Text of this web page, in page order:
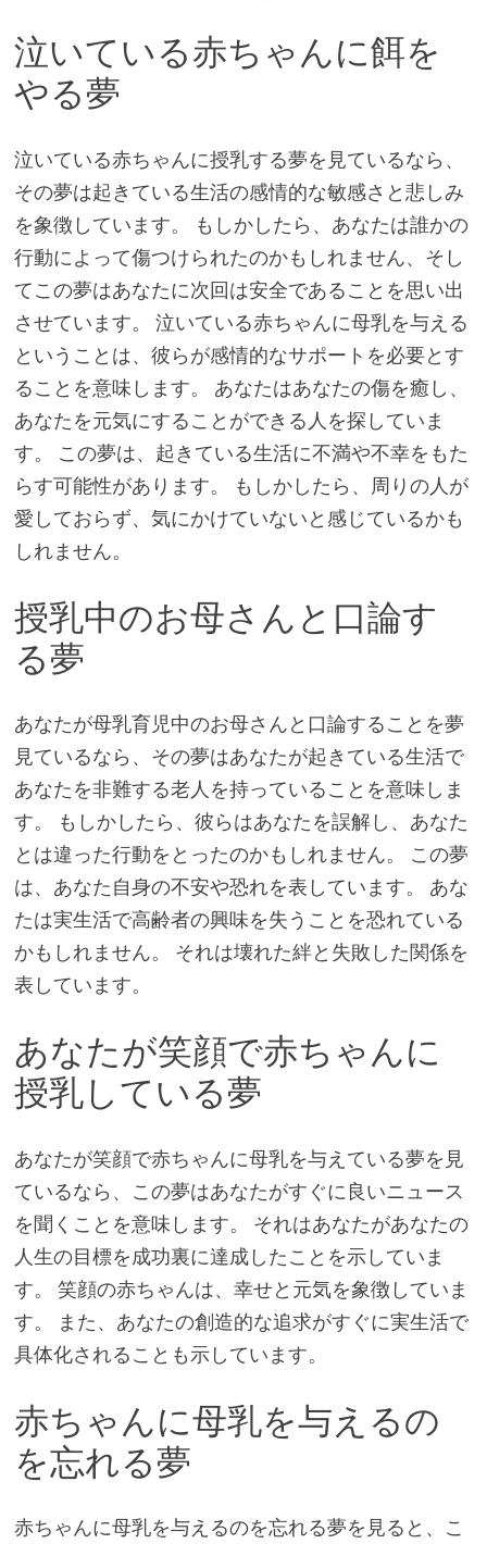
泣いている赤ちゃんに餌を
やる夢
泣いている赤ちゃんに授乳する夢を見ているなら、
その夢は起きている生活の感情的な敏感さと悲しみ
を象徴しています。 もしかしたら、あなたは誰かの
行動によって傷つけられたのかもしれません、そし
てこの夢はあなたに次回は安全であることを思い出
させています。 泣いている赤ちゃんに母乳を与える
ということは、彼らが感情的なサポートを必要とす
ることを意味します。 あなたはあなたの傷を癒し、
あなたを元気にすることができる人を探していま
す。 この夢は、起きている生活に不満や不幸をもた
らす可能性があります。 もしかしたら、周りの人が
愛しておらず、気にかけていないと感じているかも
しれません。
授乳中のお母さんと口論す
る夢
あなたが母乳育児中のお母さんと口論することを夢
見ているなら、その夢はあなたが起きている生活で
あなたを非難する老人を持っていることを意味しま
す。 もしかしたら、彼らはあなたを誤解し、あなた
とは違った行動をとったのかもしれません。 この夢
は、あなた自身の不安や恐れを表しています。 あな
たは実生活で高齢者の興味を失うことを恐れている
かもしれません。 それは壊れた絆と失敗した関係を
表しています。
あなたが笑顔で赤ちゃんに
授乳している夢
あなたが笑顔で赤ちゃんに母乳を与えている夢を見
ているなら、この夢はあなたがすぐに良いニュース
を聞くことを意味します。 それはあなたがあなたの
人生の目標を成功裏に達成したことを示していま
す。 笑顔の赤ちゃんは、幸せと元気を象徴していま
す。 また、あなたの創造的な追求がすぐに実生活で
具体化されることも示しています。
赤ちゃんに母乳を与えるの
を忘れる夢
赤ちゃんに母乳を与えるのを忘れる夢を見ると、こ